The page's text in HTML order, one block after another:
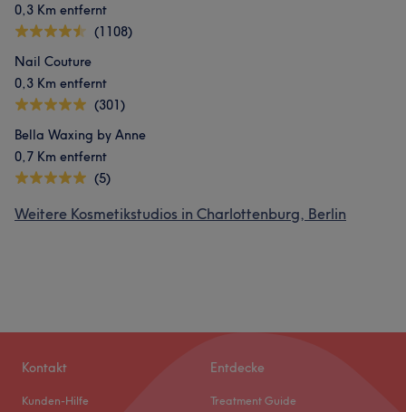
0,3 Km entfernt
(1108)
Nail Couture
0,3 Km entfernt
(301)
Bella Waxing by Anne
0,7 Km entfernt
(5)
Weitere Kosmetikstudios in Charlottenburg, Berlin
Kontakt
Kunden-Hilfe
Entdecke
Treatment Guide